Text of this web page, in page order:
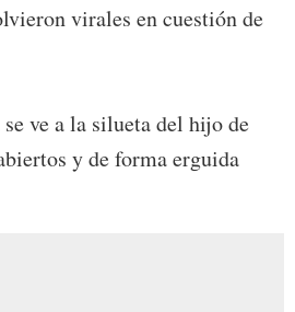
virales en cuestión de
ve a la silueta del hijo de
y de forma erguida